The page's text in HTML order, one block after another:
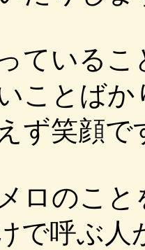
ている
ことばか
ず笑顔で
ロのこ
で呼ぶ